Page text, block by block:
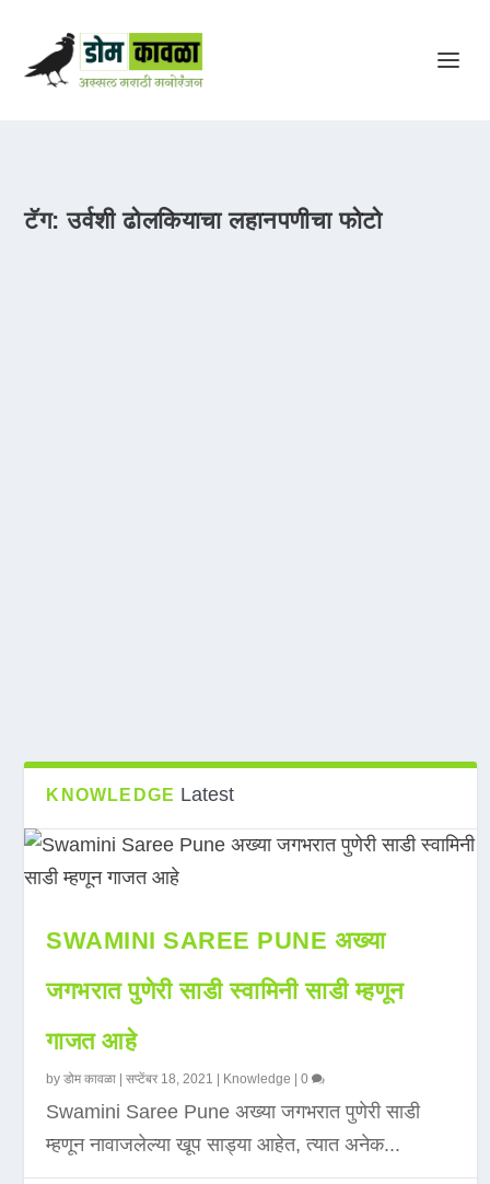
टॅग:उर्वशी ढोलकियाचा लहानपणीचा फोटो
KNOWLEDGE Latest
SWAMINI SAREE PUNE अख्या
जगभरात पुणेरी साडी स्वामिनी साडी म्हणून
गाजत आहे
byडोम कावळा |सप्टेंबर 18, 2021 Knowledge |0
Swamini Saree Pune अख्या जगभरात पुणेरी साडी
म्हणून नावाजलेल्या खूप साड्या आहेत, त्यात अनेक...